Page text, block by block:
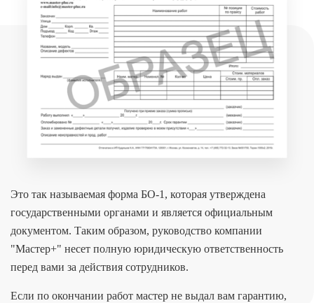
Это так называемая форма БО-1, которая утверждена
государственными органами и является официальным
документом. Таким образом, руководство компании
"Мастер+" несет полную юридическую ответственность
перед вами за действия сотрудников.
Если по окончании работ мастер не выдал вам гарантию,